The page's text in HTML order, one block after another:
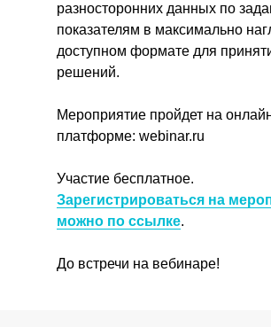
разносторонних данных по
показателям в максимально
доступном формате для
решений.
Мероприятие пройдет на
платформе: webinar.ru
Участие бесплатное.
Зарегистрироваться на
можно по ссылке.
До встречи на вебинаре!